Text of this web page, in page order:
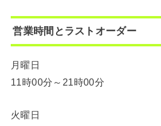
営業時間とラストオーダー
月曜日
11時00分～21時00分
火曜日